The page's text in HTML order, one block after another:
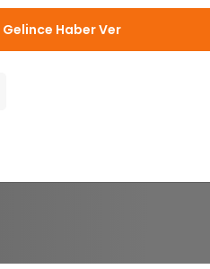
Gelince Haber Ver